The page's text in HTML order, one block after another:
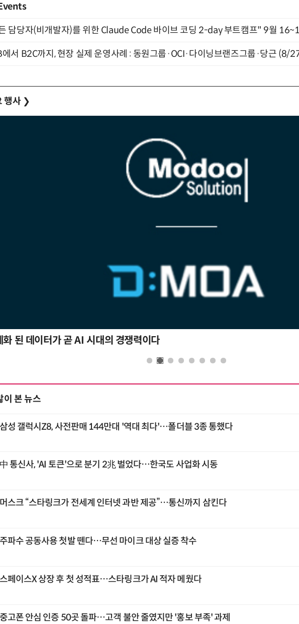
담당자(비개발자)를 위한 Claude Code 바이브 코딩 2-day 부트캠프" 9월
서 B2C까지, 현장 실제 운영사례 : 동원그룹·OCI·다이닝브랜즈그룹·당근 (8/
행사 ❯
화 된 데이터가 곧 AI 시대의 경쟁력이다
이 본 뉴스
삼성 갤럭시Z8, 사전판매 144만대 '역대 최다'…폴더블 3종 통했다
中 통신사, 'AI 토큰'으로 분기 2兆 벌었다…한국도 사업화 시동
머스크 “스타링크가 전세계 인터넷 과반 제공”…통신까지 삼킨다
주파수 공동사용 첫발 뗀다…무선 마이크 대상 실증 착수
스페이스X 상장 후 첫 성적표…스타링크가 AI 적자 메웠다
중고폰 안심 인증 50곳 돌파…고객 불안 줄였지만 '홍보 부족' 과제